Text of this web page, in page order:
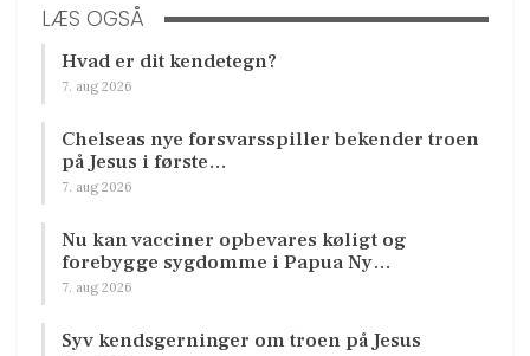
LÆS OGSÅ
Hvad er dit kendetegn?
7. aug 2026
Chelseas nye forsvarsspiller bekender troen
på Jesus i første…
7. aug 2026
Nu kan vacciner opbevares køligt og
forebygge sygdomme i Papua Ny…
7. aug 2026
Syv kendsgerninger om troen på Jesus